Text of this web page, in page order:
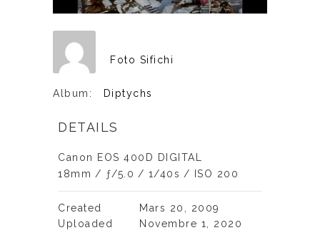
Foto Sifichi
Album: Diptychs
DETAILS
Canon EOS 400D DIGITAL
18mm / ƒ/5.0 / 1/40s / ISO 200
Created
Mars 20, 2009
Uploaded
Novembre 1, 2020